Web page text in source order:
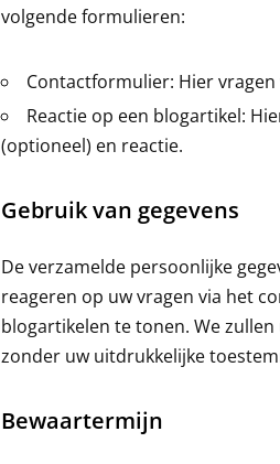
volgende formulieren:
Contactformulier: Hier
Reactie op een blogartikel:
(optioneel) en reactie.
Gebruik van gegevens
De verzamelde persoonlijke
reageren op uw vragen via het
blogartikelen te tonen. We
zonder uw uitdrukkelijke
Bewaartermijn